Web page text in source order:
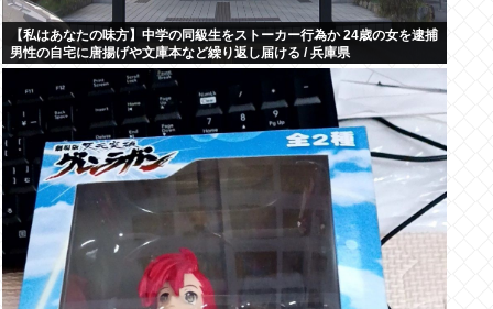
【私はあなたの味方】中学の同級生をストーカー行為か 24歳の女を逮捕
男性の自宅に唐揚げや文庫本など繰り返し届ける / 兵庫県